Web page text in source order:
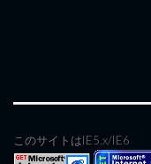
このサイトはIE5.x/IE6